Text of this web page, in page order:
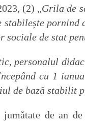
(2) „Grila de
stabilește
sociale de stat
personalul
cu 1
de bază stabilit
de an